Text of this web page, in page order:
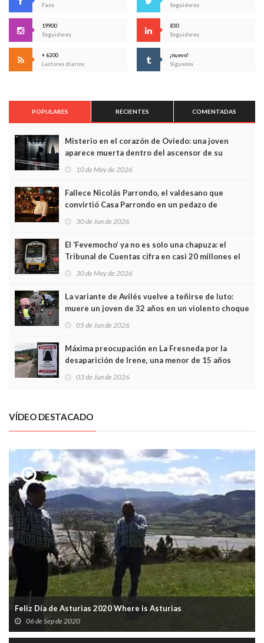
Fans
Seguidores
19900
Seguidores
830
Seguidores
+ 6200
Lectores diarios
¡nuevo!
Síguenos
POPULARES RECIENTES COMENTADAS
Misterio en el corazón de Oviedo: una joven
aparece muerta dentro del ascensor de su
10 de May de 2026
Fallece Nicolás Parrondo, el valdesano que
convirtió Casa Parrondo en un pedazo de
30 de Jun de 2026
El ‘Fevemocho’ ya no es solo una chapuza: el
Tribunal de Cuentas cifra en casi 20 millones el
30 de May de 2026
La variante de Avilés vuelve a teñirse de luto:
muere un joven de 32 años en un violento choque
05 de Jun de 2026
Máxima preocupación en La Fresneda por la
desaparición de Irene, una menor de 15 años
03 de Jun de 2026
VÍDEO DESTACADO
Feliz Día de Asturias 2020 Where is Asturias
06 de Sep de 2020